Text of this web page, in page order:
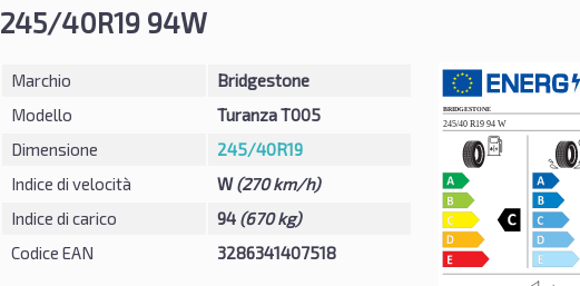
245/40R19 94W
Marchio
Bridgestone
Modello
Turanza T005
Dimensione
245/40R19
Indice di velocità
W(270 km/h)
Indice di carico
94 (670 kg)
Codice EAN
3286341407518